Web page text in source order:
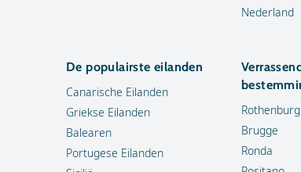
Nederland
De populairste eilanden
Canarische Eilanden
Griekse Eilanden
Balearen
Portugese Eilanden
Brugge
Ronda